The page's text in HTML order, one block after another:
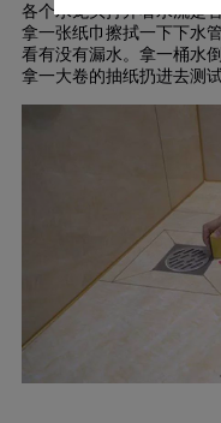
各个水龙头打开看水流是
拿一张纸巾擦拭一下下水管
看有没有漏水。拿一桶水
拿一大卷的抽纸扔进去测